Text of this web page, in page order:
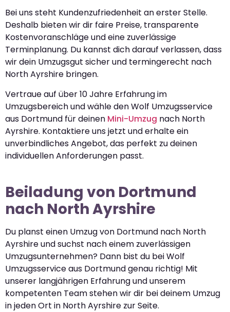
Bei uns steht Kundenzufriedenheit an erster Stelle.
Deshalb bieten wir dir faire Preise, transparente
Kostenvoranschläge und eine zuverlässige
Terminplanung. Du kannst dich darauf verlassen, dass
wir dein Umzugsgut sicher und termingerecht nach
North Ayrshire bringen.
Vertraue auf über 10 Jahre Erfahrung im
Umzugsbereich und wähle den Wolf Umzugsservice
aus Dortmund für deinen Mini-Umzug nach North
Ayrshire. Kontaktiere uns jetzt und erhalte ein
unverbindliches Angebot, das perfekt zu deinen
individuellen Anforderungen passt.
Beiladung von Dortmund
nach North Ayrshire
Du planst einen Umzug von Dortmund nach North
Ayrshire und suchst nach einem zuverlässigen
Umzugsunternehmen? Dann bist du bei Wolf
Umzugsservice aus Dortmund genau richtig! Mit
unserer langjährigen Erfahrung und unserem
kompetenten Team stehen wir dir bei deinem Umzug
in jeden Ort in North Ayrshire zur Seite.